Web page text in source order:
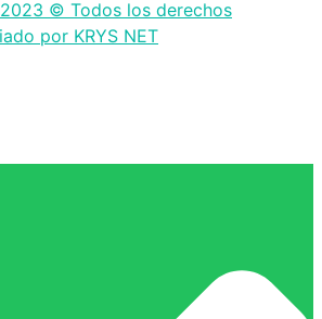
2023 © Todos los derechos
por KRYS NET